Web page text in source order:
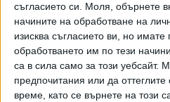
съгласието си.
Моля, обърнете
начините на обработване на
изисква съгласието ви, но
обработването им по тези
са в сила само за този уебсайт.
предпочитания или да оттеглите
време, като се върнете на този
Видео